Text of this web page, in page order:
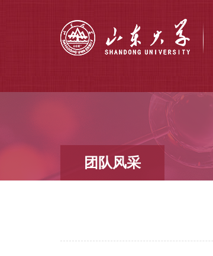
团队风采